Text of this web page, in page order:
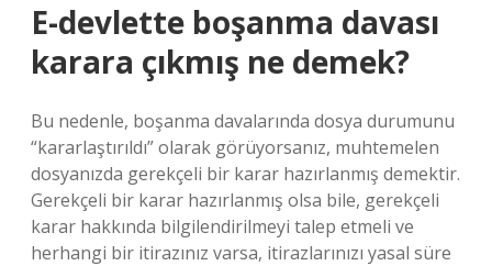
E-devlette boşanma davası
karara çıkmış ne demek?
Bu nedenle, boşanma davalarında dosya durumunu
“kararlaştırıldı” olarak görüyorsanız, muhtemelen
dosyanızda gerekçeli bir karar hazırlanmış demektir.
Gerekçeli bir karar hazırlanmış olsa bile, gerekçeli
karar hakkında bilgilendirilmeyi talep etmeli ve
herhangi bir itirazınız varsa, itirazlarınızı yasal süre